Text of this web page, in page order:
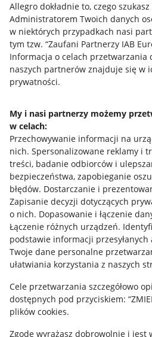
Allegro dokładnie to, czego
Administratorem Twoich danych
w niektórych przypadkach nasi
tym tzw. “Zaufani Partnerzy IAB
Informacja o celach przetwarzania
naszych partnerów znajduje się w
prywatności.
My i nasi partnerzy możemy
w celach:
Przechowywanie informacji na
nich. Spersonalizowane reklamy i
treści, badanie odbiorców i
bezpieczeństwa, zapobieganie
błędów. Dostarczanie i
Zapisanie decyzji dotyczących
o nich. Dopasowanie i łączenie
Łączenie różnych urządzeń.
podstawie informacji
Twoje dane personalne
ułatwiania korzystania z naszych
Cele przetwarzania szczegółowo
dostępnych pod przyciskiem:
plików cookies.
Zgodę wyrażasz dobrowolnie i jest
Przydatne informacje
Jak to działa
Allegro Gadane dla sprzedających
Allegro Gadane dla kupujących
Mapa miejscowości
Informacje prawne
Regulamin
Polityka plików "cookies"
Ustawienia plików "cookies"
Udostępnianie lokalizacji
Informacje dla Aktu o Usługach